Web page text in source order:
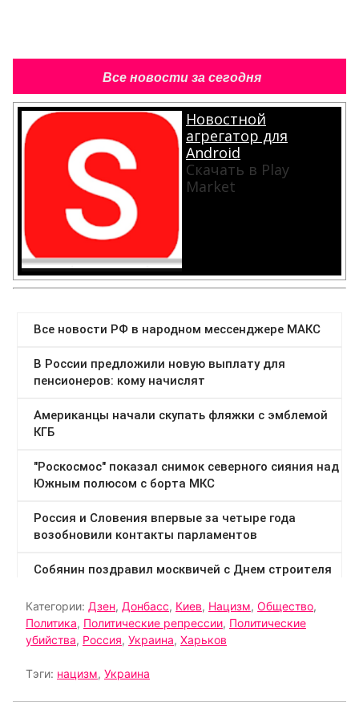
Все новости за сегодня
Новостной
агрегатор для
Android
Скачать в Play
Market
Категории: Дзен, Донбасс, Киев, Нацизм, Общество,
Политика, Политические репрессии, Политические
убийства, Россия, Украина, Харьков
Тэги: нацизм, Украина